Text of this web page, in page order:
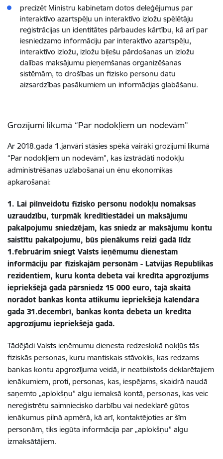
precizēt Ministru kabinetam dotos deleģējumus par
interaktīvo azartspēļu un interaktīvo izložu spēlētāju
reģistrācijas un identitātes pārbaudes kārtību, kā arī par
iesniedzamo informāciju par interaktīvo azartspēļu,
interaktīvo izložu, izložu biļešu pārdošanas un izložu
dalības maksājumu pieņemšanas organizēšanas
sistēmām, to drošības un fizisko personu datu
aizsardzības pasākumiem un informācijas glabāšanu.
Grozījumi likumā “Par nodokļiem un nodevām”
Ar 2018.gada 1.janvāri stāsies spēkā vairāki grozījumi likumā
“Par nodokļiem un nodevām”, kas izstrādāti nodokļu
administrēšanas uzlabošanai un ēnu ekonomikas
apkarošanai:
1. Lai pilnveidotu fizisko personu nodokļu nomaksas
uzraudzību, turpmāk kredītiestādei un maksājumu
pakalpojumu sniedzējam, kas sniedz ar maksājumu kontu
saistītu pakalpojumu, būs pienākums reizi gadā līdz
1.februārim sniegt Valsts ieņēmumu dienestam
informāciju par fiziskajām personām - Latvijas Republikas
rezidentiem, kuru konta debeta vai kredīta apgrozījums
iepriekšējā gadā pārsniedz 15 000 euro, tajā skaitā
norādot bankas konta atlikumu iepriekšējā kalendāra
gada 31.decembrī, bankas konta debeta un kredīta
apgrozījumu iepriekšējā gadā.
Tādējādi Valsts ieņēmumu dienesta redzeslokā nokļūs tās
fiziskās personas, kuru mantiskais stāvoklis, kas redzams
bankas kontu apgrozījuma veidā, ir neatbilstošs deklarētajiem
ienākumiem, proti, personas, kas, iespējams, skaidrā naudā
saņemto „aplokšņu” algu iemaksā kontā, personas, kas veic
nereģistrētu saimniecisko darbību vai nedeklarē gūtos
ienākumus pilnā apmērā, kā arī, kontaktējoties ar šīm
personām, tiks iegūta informācija par „aplokšņu” algu
izmaksātājiem.